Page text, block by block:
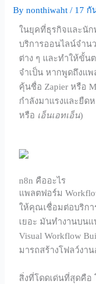
Bynonthiwaht/ 17 กั
ในยุคที่ธุรกิจและนั
บริการออนไลน์จำน
ต่าง ๆ และทำให้ขั้น
จำเป็น หากพูดถึงแ
คุ้นชื่อ Zapier หรือ
กำลังมาแรงและยื
หรือ เอ็นเอทเอ็น)
n8n คืออะไร
แพลตฟอร์ม
ให้คุณเชื่อมต่อบริกา
เยอะ มันทำงานบนแ
Visual Workflow
มารถสร้างโฟลว์งา
สิ่งที่โดดเด่นที่สุดคื